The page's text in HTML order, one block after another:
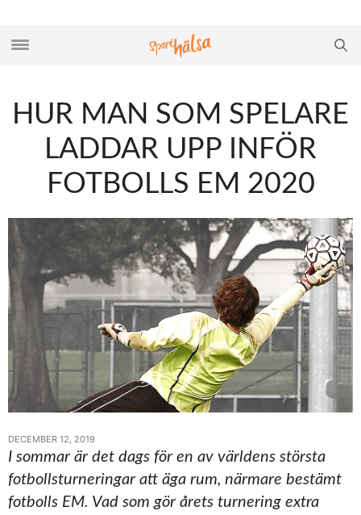
HUR MAN SOM SPELARE
LADDAR UPP INFÖR
FOTBOLLS EM 2020
DECEMBER 12, 2019
I sommar är det dags för en av världens största
fotbollsturneringar att äga rum, närmare bestämt
fotbolls EM. Vad som gör årets turnering extra